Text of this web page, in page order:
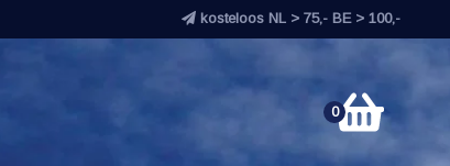
kosteloos NL > 75,- BE > 100,-
0